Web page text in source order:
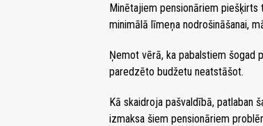
Minētajiem pensionāriem
minimālā līmeņa nodrošināšanai,
Ņemot vērā, ka pabalstiem šogad
paredzēto budžetu neatstāšot.
Kā skaidroja pašvaldībā, patlaban
izmaksa šiem pensionāriem